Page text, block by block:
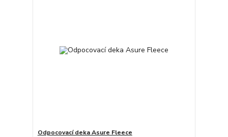
Odpocovací deka Asure Fleece